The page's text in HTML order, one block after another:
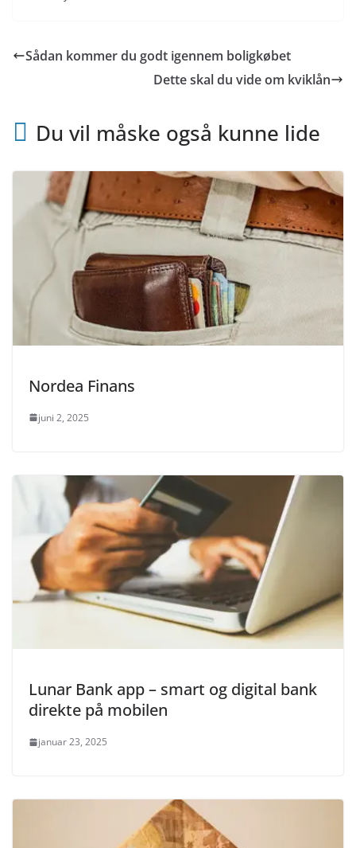
Sådan kommer du godt igennem boligkøbet
Dette skal du vide om kviklån
Du vil måske også kunne lide
Nordea Finans
juni 2, 2025
Lunar Bank app – smart og digital bank
direkte på mobilen
januar 23, 2025